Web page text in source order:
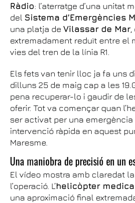
Ràdio: l’aterratge d’una unitat
del Sistema d’Emergències
una platja de Vilassar de Mar
extremadament reduït entre el
vies del tren de la línia R1.
Els fets van tenir lloc ja fa uns
dilluns 25 de maig cap a les
pena recuperar-lo i gaudir de
oferir. Tot va començar quan
ser activat per una
intervenció ràpida en aquest
Maresme.
Una maniobra de precisió en un
El vídeo mostra amb claredat
l’operació. L’helicòpter
una aproximació final